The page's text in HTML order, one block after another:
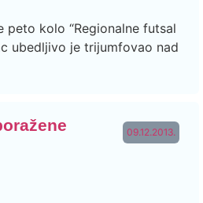
peto kolo “Regionalne futsal
ubedljivo je trijumfovao nad
09.12.2013.